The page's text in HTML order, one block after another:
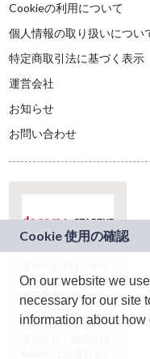
Cookieの利用について
個人情報の取り扱いについ
特定商取引法に基づく表示
運営会社
お知らせ
お問い合わせ
ドコモグループの新
規事業創出プログラ
ム「docomo
STARTUP」を通じて
On our website we
necessary for our site
information about how